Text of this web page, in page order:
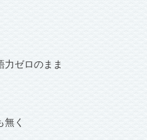
力ゼロのまま
く